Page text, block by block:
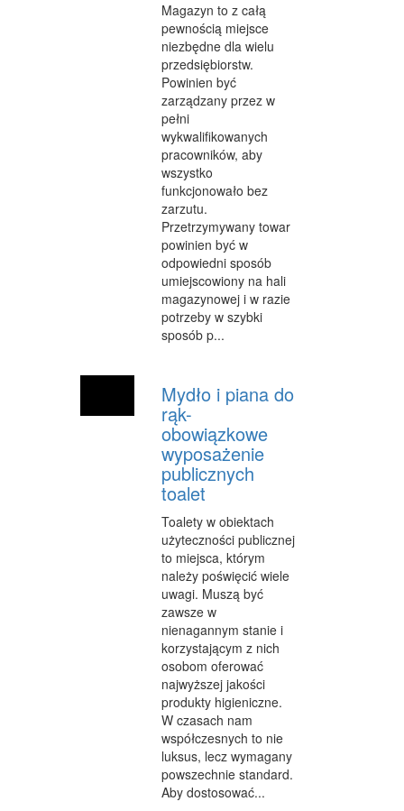
Magazyn to z całą
pewnością miejsce
niezbędne dla wielu
przedsiębiorstw.
Powinien być
zarządzany przez w
pełni
wykwalifikowanych
pracowników, aby
wszystko
funkcjonowało bez
zarzutu.
Przetrzymywany towar
powinien być w
odpowiedni sposób
umiejscowiony na hali
magazynowej i w razie
potrzeby w szybki
sposób p...
Mydło i piana do
rąk-
obowiązkowe
wyposażenie
publicznych
toalet
Toalety w obiektach
użyteczności publicznej
to miejsca, którym
należy poświęcić wiele
uwagi. Muszą być
zawsze w
nienagannym stanie i
korzystającym z nich
osobom oferować
najwyższej jakości
produkty higieniczne.
W czasach nam
współczesnych to nie
luksus, lecz wymagany
powszechnie standard.
Aby dostosować...